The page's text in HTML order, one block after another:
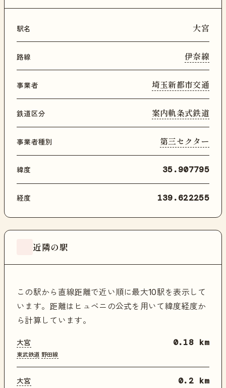
駅名 大宮
路線 伊奈線
事業者 埼玉新都市交通
鉄道区分 案内軌条式鉄道
事業者種別 第三セクター
緯度 35.907795
経度 139.622255
近隣の駅
この駅から直線距離で近い順に最大10駅を表示して
います。距離はヒュベニの公式を用いて緯度経度か
ら計算しています。
大宮
東武鉄道 野田線
0.18 km
大宮 0.2 km